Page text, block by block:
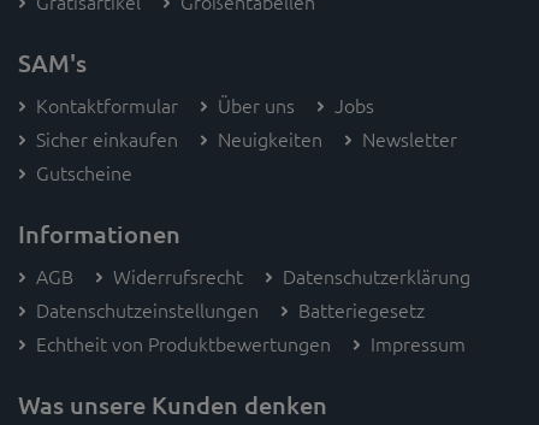
SAM's
Kontaktformular Über uns
Jobs
Sicher einkaufen
Neuigkeiten
Newsletter
Gutscheine
Informationen
AGB Widerrufsrecht
Datenschutzerklärung
Datenschutzeinstellungen
Batteriegesetz
Echtheit von Produktbewertungen
Impressum
Was unsere Kunden denken